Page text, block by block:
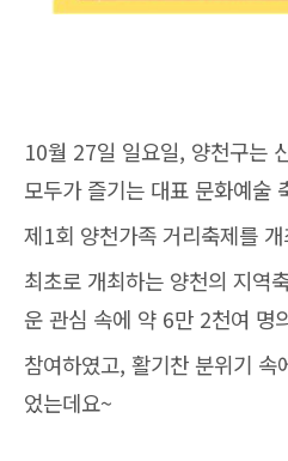
10월 27일 일요일, 양천구는
모두가 즐기는 대표 문화예술
제1회 양천가족 거리축제를
최초로 개최하는 양천의 지역
운 관심 속에 약 6만 2천여 명
참여하였고, 활기찬 분위기 속
었는데요~